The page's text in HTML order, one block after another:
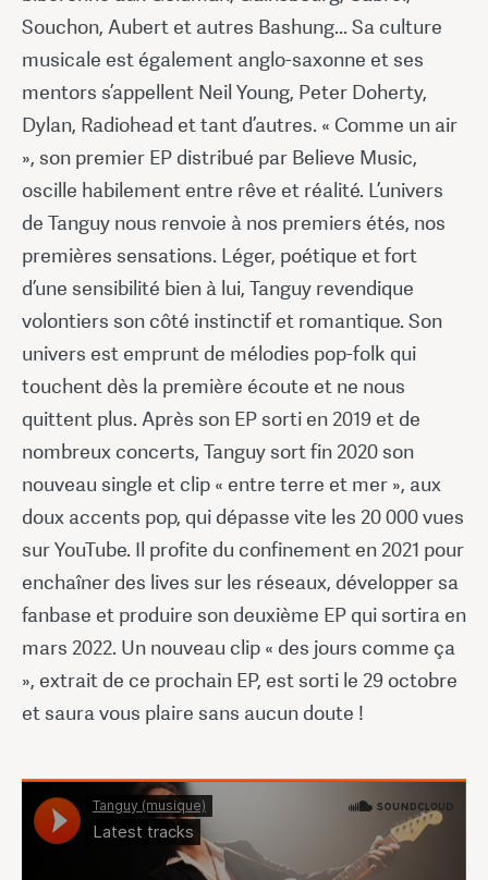
Souchon, Aubert et autres Bashung... Sa culture
musicale est également anglo-saxonne et ses
mentors s’appellent Neil Young, Peter Doherty,
Dylan, Radiohead et tant d’autres. « Comme un air
», son premier EP distribué par Believe Music,
oscille habilement entre rêve et réalité. L’univers
de Tanguy nous renvoie à nos premiers étés, nos
premières sensations. Léger, poétique et fort
d’une sensibilité bien à lui, Tanguy revendique
volontiers son côté instinctif et romantique. Son
univers est emprunt de mélodies pop-folk qui
touchent dès la première écoute et ne nous
quittent plus. Après son EP sorti en 2019 et de
nombreux concerts, Tanguy sort fin 2020 son
nouveau single et clip « entre terre et mer », aux
doux accents pop, qui dépasse vite les 20 000 vues
sur YouTube. Il profite du confinement en 2021 pour
enchaîner des lives sur les réseaux, développer sa
fanbase et produire son deuxième EP qui sortira en
mars 2022. Un nouveau clip « des jours comme ça
», extrait de ce prochain EP, est sorti le 29 octobre
et saura vous plaire sans aucun doute !